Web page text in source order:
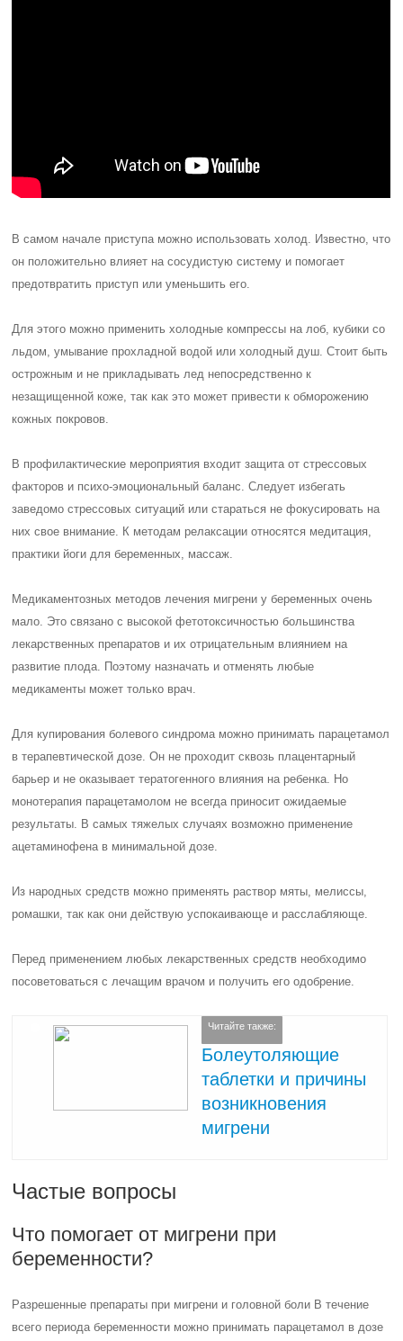
В самом начале приступа можно использовать холод. Известно, что
он положительно влияет на сосудистую систему и помогает
предотвратить приступ или уменьшить его.
Для этого можно применить холодные компрессы на лоб, кубики со
льдом, умывание прохладной водой или холодный душ. Стоит быть
острожным и не прикладывать лед непосредственно к
незащищенной коже, так как это может привести к обморожению
кожных покровов.
В профилактические мероприятия входит защита от стрессовых
факторов и психо-эмоциональный баланс. Следует избегать
заведомо стрессовых ситуаций или стараться не фокусировать на
них свое внимание. К методам релаксации относятся медитация,
практики йоги для беременных, массаж.
Медикаментозных методов лечения мигрени у беременных очень
мало. Это связано с высокой фетотоксичностью большинства
лекарственных препаратов и их отрицательным влиянием на
развитие плода. Поэтому назначать и отменять любые
медикаменты может только врач.
Для купирования болевого синдрома можно принимать парацетамол
в терапевтической дозе. Он не проходит сквозь плацентарный
барьер и не оказывает тератогенного влияния на ребенка. Но
монотерапия парацетамолом не всегда приносит ожидаемые
результаты. В самых тяжелых случаях возможно применение
ацетаминофена в минимальной дозе.
Из народных средств можно применять раствор мяты, мелиссы,
ромашки, так как они действую успокаивающе и расслабляюще.
Перед применением любых лекарственных средств необходимо
посоветоваться с лечащим врачом и получить его одобрение.
Читайте также:
Болеутоляющие
таблетки и причины
возникновения
мигрени
Частые вопросы
Что помогает от мигрени при
беременности?
Разрешенные препараты при мигрени и головной боли В течение
всего периода беременности можно принимать парацетамол в дозе